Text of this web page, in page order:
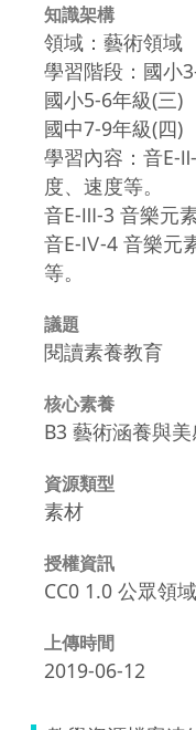
知識架構
領域：藝術領域
學習階段：國小
國小5-6年級(三)
國中7-9年級(四)
學習內容：音E-
度、速度等。
音E-Ⅲ-3 音樂元
音E-Ⅳ-4 音樂元
等。
議題
閱讀素養教育
核心素養
B3 藝術涵養與
資源類型
素材
授權資訊
CC0 1.0 公眾領
上傳時間
2019-06-12